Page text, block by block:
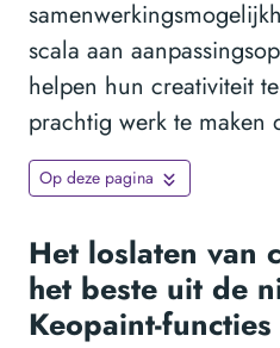
scala aan
helpen hun creativiteit
prachtig werk te maken
Op deze pagina
Het loslaten van
het beste uit de
Keopaint-functies